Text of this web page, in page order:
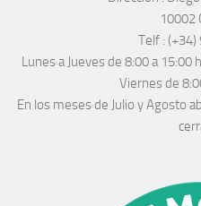
10002
Telf :
Lunes a Jueves de 8:00 a 15:00
Viernes de
En los meses de Julio y Agosto